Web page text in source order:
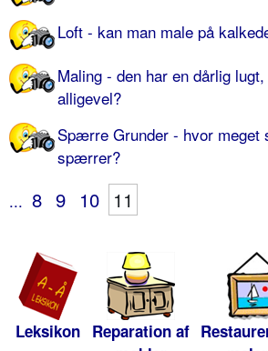
Loft - kan man male på
Maling - den har en dårlig
alligevel?
Spærre Grunder - hvor meget
spærrer?
... 8 9 10 11
Leksikon Reparation af